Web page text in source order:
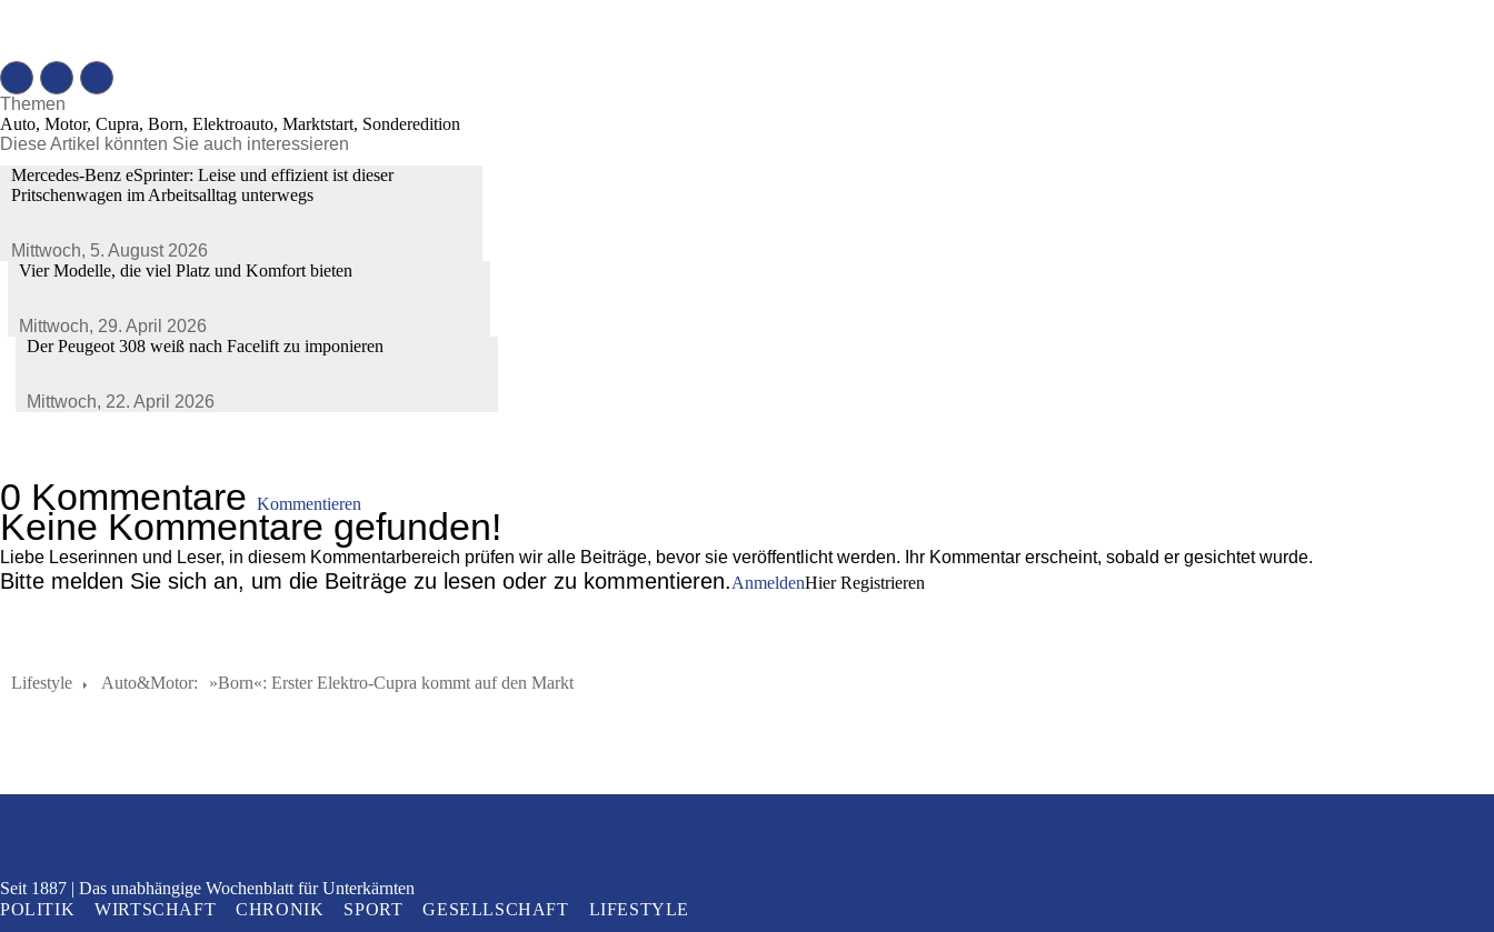
Themen
Auto, Motor, Cupra, Born, Elektroauto, Marktstart, Sonderedition
Diese Artikel könnten Sie auch interessieren
Mercedes-Benz eSprinter: Leise und effizient ist dieser
Pritschenwagen im Arbeitsalltag unterwegs
Mittwoch, 5. August 2026
Vier Modelle, die viel Platz und Komfort bieten
Mittwoch, 29. April 2026
Der Peugeot 308 weiß nach Facelift zu imponieren
Mittwoch, 22. April 2026
0 Kommentare Kommentieren
Keine Kommentare gefunden!
Liebe Leserinnen und Leser, in diesem Kommentarbereich prüfen wir alle Beiträge, bevor sie veröffentlicht werden. Ihr Kommentar erscheint, sobald er gesichtet wurde.
Bitte melden Sie sich an, um die Beiträge zu lesen oder zu kommentieren.AnmeldenHier Registrieren
Lifestyle Auto&Motor: »Born«: Erster Elektro-Cupra kommt auf den Markt
Seit 1887 Das unabhängige Wochenblatt für Unterkärnten
POLITIK
WIRTSCHAFT CHRONIK SPORT GESELLSCHAFT LIFESTYLE